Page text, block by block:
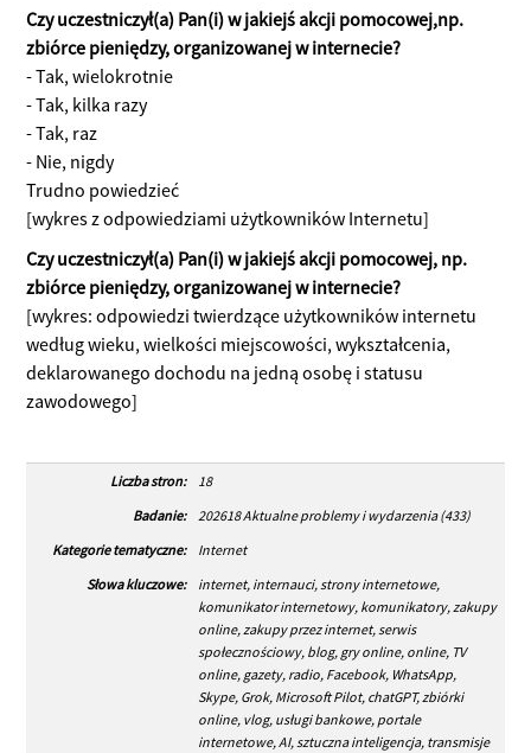
Czy uczestniczył(a) Pan(i) w jakiejś akcji pomocowej,np.
zbiórce pieniędzy, organizowanej w internecie?
- Tak, wielokrotnie
- Tak, kilka razy
- Tak, raz
- Nie, nigdy
Trudno powiedzieć
[wykres z odpowiedziami użytkowników Internetu]
Czy uczestniczył(a) Pan(i) w jakiejś akcji pomocowej, np.
zbiórce pieniędzy, organizowanej w internecie?
[wykres: odpowiedzi twierdzące użytkowników internetu
według wieku, wielkości miejscowości, wykształcenia,
deklarowanego dochodu na jedną osobę i statusu
zawodowego]
Liczba stron:
18
Badanie:
202618 Aktualne problemy i wydarzenia (433)
Kategorie tematyczne:
Internet
Słowa kluczowe:
internet, internauci, strony internetowe,
komunikator internetowy, komunikatory, zakupy
online, zakupy przez internet, serwis
społecznościowy, blog, gry online, online, TV
online, gazety, radio, Facebook, WhatsApp,
Skype, Grok, Microsoft Pilot, chatGPT, zbiórki
online, vlog, usługi bankowe, portale
internetowe, AI, sztuczna inteligencja, transmisje